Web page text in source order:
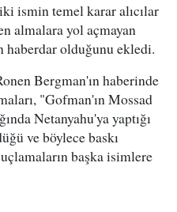
ismin temel karar alıcılar
almalara yol açmayan
haberdar olduğunu ekledi.
Bergman'ın haberinde
"Gofman'ın Mossad
Netanyahu'ya yaptığı
ve böylece baskı
başka isimlere